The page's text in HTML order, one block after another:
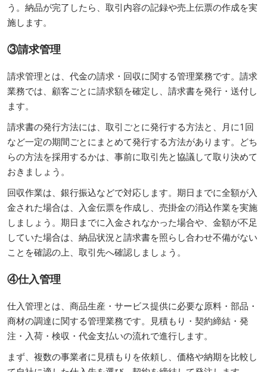
う。納品が完了したら、取引内容の記録や売上伝票の作成を実
施します。
③請求管理
請求管理とは、代金の請求・回収に関する管理業務です。請求
業務では、顧客ごとに請求額を確定し、請求書を発行・送付し
ます。
請求書の発行方法には、取引ごとに発行する方法と、月に1回
など一定の期間ごとにまとめて発行する方法があります。どち
らの方法を採用するかは、事前に取引先と協議して取り決めて
おきましょう。
回収作業は、銀行振込などで対応します。期日までに全額が入
金された場合は、入金伝票を作成し、売掛金の消込作業を実施
しましょう。期日までに入金されなかった場合や、金額が不足
していた場合は、納品状況と請求書を照らし合わせ不備がない
ことを確認の上、取引先へ確認しましょう。
④仕入管理
仕入管理とは、商品生産・サービス提供に必要な原料・部品・
商材の調達に関する管理業務です。見積もり・契約締結・発
注・入荷・検収・代金支払いの流れで進行します。
まず、複数の事業者に見積もりを依頼し、価格や納期を比較し